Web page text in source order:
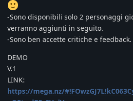
-Sono disponibili solo 2 personaggi
verranno aggiunti in seguito.
-Sono ben accette critiche e feedback.
DEMO
V.1
LINK:
https://mega.nz/